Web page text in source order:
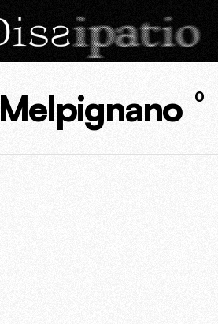
Melpignano 0